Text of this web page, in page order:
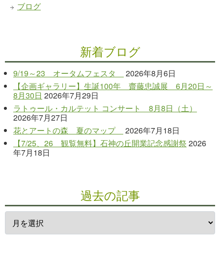
ブログ
新着ブログ
9/19～23 オータムフェスタ
2026年8月6日
【企画ギャラリー】生誕100年 齋藤忠誠展 6月20日～
8月30日 2026年7月29日
ラトゥール・カルテット コンサート 8月8日（土）
2026年7月27日
花とアートの森 夏のマップ
2026年7月18日
【7/25、26 観覧無料】石神の丘開業記念感謝祭 2026
年7月18日
過去の記事